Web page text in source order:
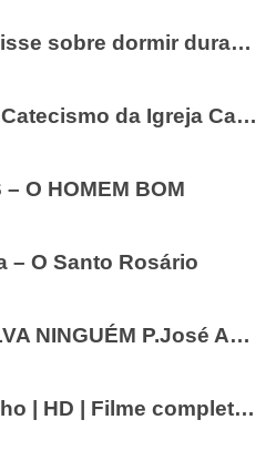
O que PADRE PIO disse sobre dormir durante o Rosário!
Live 1 – 30 anos do Catecismo da Igreja Católica
O HOMEM BOM
– O Santo Rosário
RELIGIÃO NÃO SALVA NINGUÉM P.José Augusto
Marcelino Pão e Vinho | HD | Filme completo em Português